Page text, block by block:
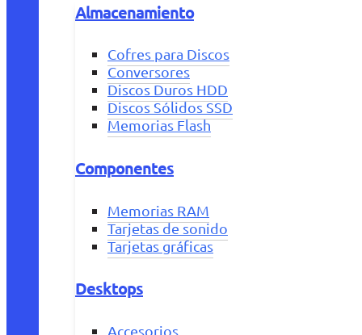
Almacenamiento
Cofres para Discos
Conversores
Discos Duros HDD
Discos Sólidos SSD
Memorias Flash
Componentes
Memorias RAM
Tarjetas de sonido
Tarjetas gráficas
Desktops
Accesorios